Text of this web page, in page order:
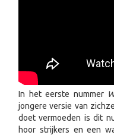
In het eerste nummer
jongere versie van
doet vermoeden is dit
hoor strijkers en een